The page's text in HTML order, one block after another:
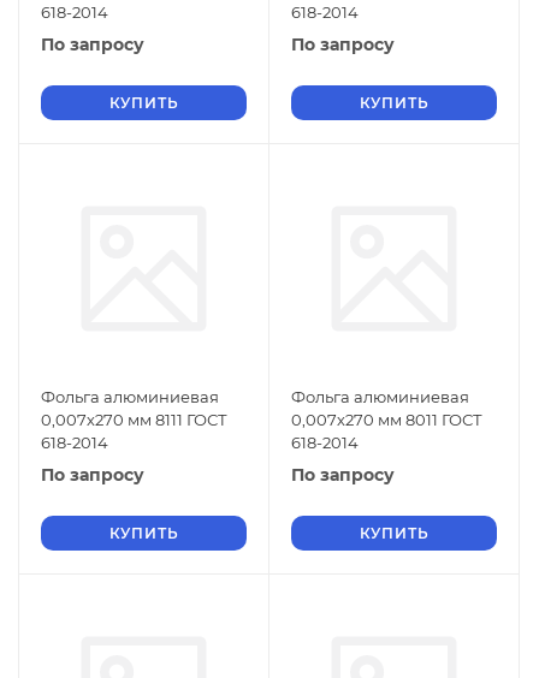
618-2014
По запросу
КУПИТЬ
618-2014
По запросу
КУПИТЬ
Фольга алюминиевая
0,007х270 мм 8111 ГОСТ
618-2014
По запросу
КУПИТЬ
Фольга алюминиевая
0,007х270 мм 8011 ГОСТ
618-2014
По запросу
КУПИТЬ